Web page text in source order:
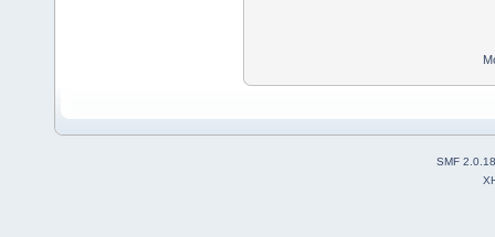
SMF 2.0.18